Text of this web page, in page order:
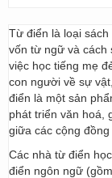
Từ điển là loại
vốn từ ngữ và cách
việc học tiếng mẹ
con người về sự
điển là một sản
phát triển văn hoá,
giữa các cộng
Các nhà từ điển
điển ngôn ngữ